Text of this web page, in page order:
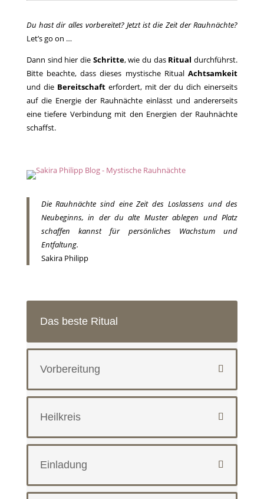
Du hast dir alles vorbereitet? Jetzt ist die Zeit der Rauhnächte?
Let’s go on …
Dann sind hier die Schritte, wie du das Ritual durchführst.
Bitte beachte, dass dieses mystische RitualAchtsamkeit
und die Bereitschafterfordert, mit der du dich einerseits
auf die Energie der Rauhnächte einlässt und andererseits
eine tiefere Verbindung mit den Energien der Rauhnächte
schaffst.
Die Rauhnächte sind eine Zeit des Loslassens und des
Neubeginns, in der du alte Muster ablegen und Platz
schaffen kannst für persönliches Wachstum und
Entfaltung.
Sakira Philipp
Das beste Ritual
Vorbereitung
Heilkreis
Einladung